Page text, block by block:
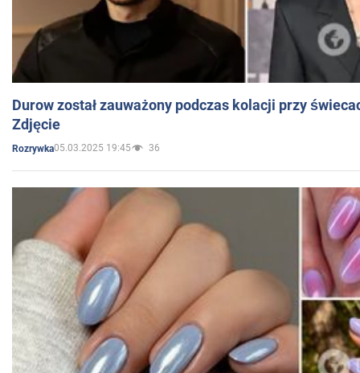
Durow został zauważony podczas kolacji przy
Zdjęcie
Rozrywka05.03.2025 19:45 36